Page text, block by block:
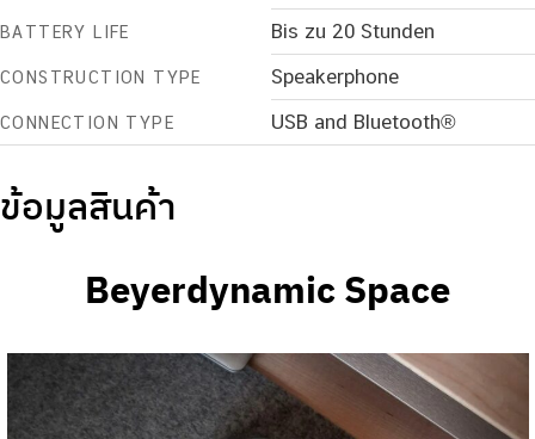
BATTERY LIFE Bis zu 20 Stunden
CONSTRUCTION TYPE Speakerphone
CONNECTION TYPE USB and Bluetooth®
ข้อมูลสินค้า
Beyerdynamic Space